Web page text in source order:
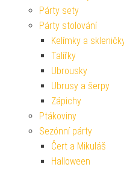
Párty sety
Párty stolování
Kelímky a
Talířky
Ubrousky
Ubrusy a šerpy
Zápichy
Ptákoviny
Sezónní párty
Čert a Mikuláš
Halloween